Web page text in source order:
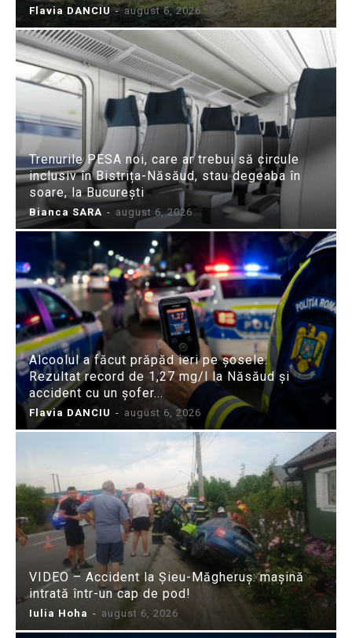
Flavia DANCIU - august 6, 2026
Trenurile PESA noi, care ar trebui să circule
inclusiv în Bistrița-Năsăud, stau degeaba în
soare, la București
Bianca SARA - august 6, 2026
Alcoolul a făcut prăpăd ieri pe șosele:
Rezultat record de 1,27 mg/l la Năsăud și
accident cu un șofer...
Flavia DANCIU - august 6, 2026
VIDEO – Accident la Șieu-Măgheruș: mașină
intrată într-un cap de pod!
Iulia Hoha - august 6, 2026